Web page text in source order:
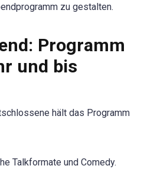
zu gestalten.
Programm
und bis
hält das Programm
Talkformate und Comedy.